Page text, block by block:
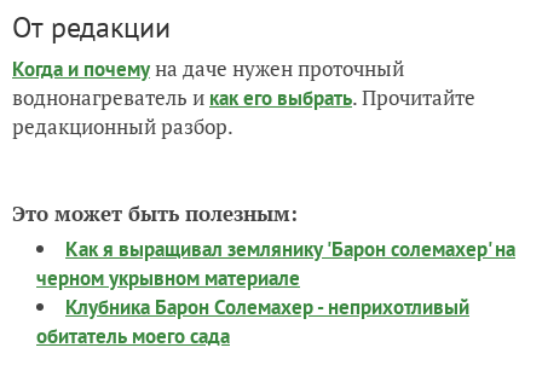
От редакции
Когда и почемуна даче нужен проточный
воднонагреватель и как его выбрать. Прочитайте
редакционный разбор.
Это может быть полезным:
Как я выращивал землянику 'Барон солемахер' на
черном укрывном материале
Клубника Барон Солемахер - неприхотливый
обитатель моего сада